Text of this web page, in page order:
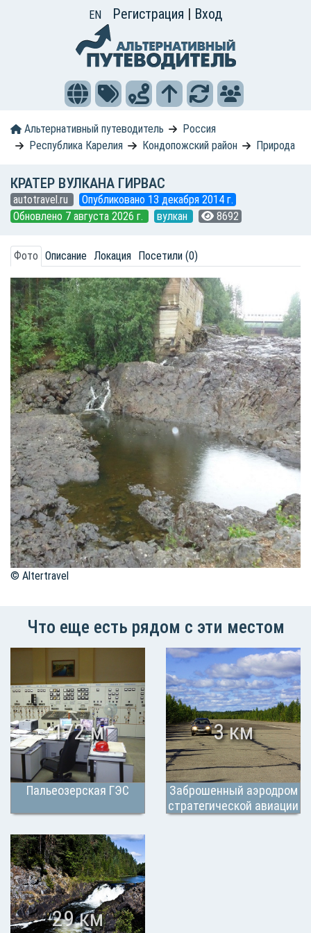
EN Регистрация | Вход
Альтернативный путеводитель
Россия
Республика Карелия
Кондопожский район Природа
КРАТЕР ВУЛКАНА ГИРВАС
autotravel.ru
Опубликовано 13 декабря 2014 г.
Обновлено 7 августа 2026 г.
вулкан 8692
Фото Описание Локация Посетили (0)
© Altertravel
Что еще есть рядом с эти местом
Пальеозерская ГЭС
172 м
Заброшенный аэродром
стратегической авиации
3 км
29 км